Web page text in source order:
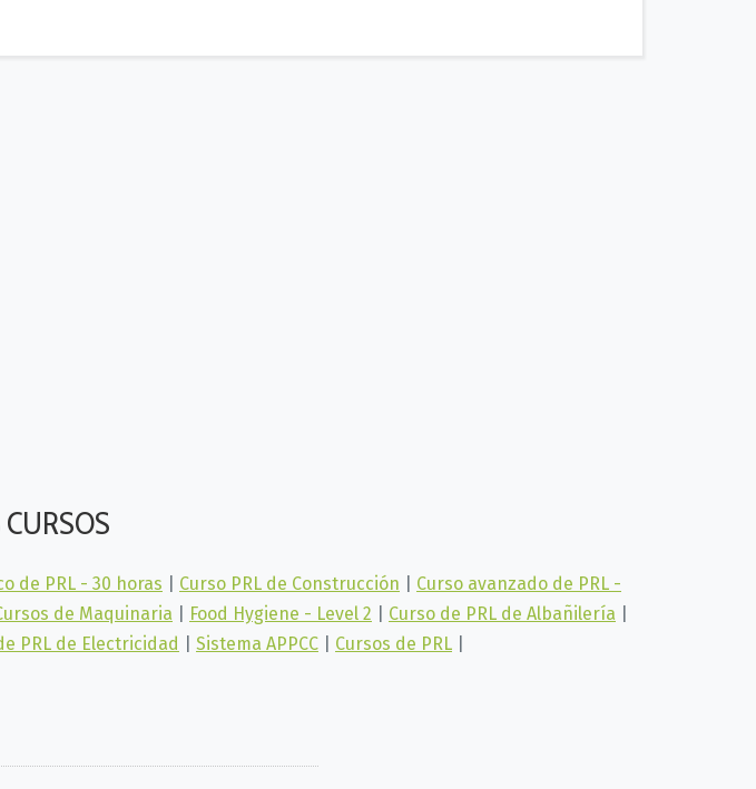
de PRL - 30 horas Curso PRL de Construcción
Curso avanzado de PRL -
de Maquinaria Food Hygiene - Level 2 Curso de PRL de Albañilería
PRL de Electricidad Sistema APPCC Cursos de PRL